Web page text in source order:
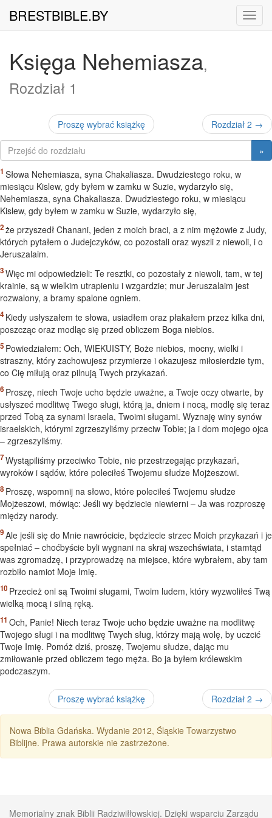
BRESTBIBLE.BY
Księga Nehemiasza,
Rozdział 1
Proszę wybrać książkę Rozdział 2 →
»
Słowa Nehemiasza, syna Chakaliasza. Dwudziestego roku, w
miesiącu Kislew, gdy byłem w zamku w Suzie, wydarzyło się,
Nehemiasza, syna Chakaliasza. Dwudziestego roku, w miesiącu
Kislew, gdy byłem w zamku w Suzie, wydarzyło się,
że przyszedł Chanani, jeden z moich braci, a z nim mężowie z Judy,
których pytałem o Judejczyków, co pozostali oraz wyszli z niewoli, i o
Jeruszalaim.
Więc mi odpowiedzieli: Te resztki, co pozostały z niewoli, tam, w tej
krainie, są w wielkim utrapieniu i wzgardzie; mur Jeruszalaim jest
rozwalony, a bramy spalone ogniem.
Kiedy usłyszałem te słowa, usiadłem oraz płakałem przez kilka dni,
poszcząc oraz modląc się przed obliczem Boga niebios.
Powiedziałem: Och, WIEKUISTY, Boże niebios, mocny, wielki i
straszny, który zachowujesz przymierze i okazujesz miłosierdzie tym,
co Cię miłują oraz pilnują Twych przykazań.
Proszę, niech Twoje ucho będzie uważne, a Twoje oczy otwarte, by
usłyszeć modlitwę Twego sługi, którą ja, dniem i nocą, modlę się teraz
przed Tobą za synami Israela, Twoimi sługami. Wyznaję winy synów
israelskich, którymi zgrzeszyliśmy przeciw Tobie; ja i dom mojego ojca
– zgrzeszyliśmy.
Wystąpiliśmy przeciwko Tobie, nie przestrzegając przykazań,
wyroków i sądów, które poleciłeś Twojemu słudze Mojżeszowi.
Proszę, wspomnij na słowo, które poleciłeś Twojemu słudze
Mojżeszowi, mówiąc: Jeśli wy będziecie niewierni – Ja was rozproszę
między narody.
Ale jeśli się do Mnie nawrócicie, będziecie strzec Moich przykazań i je
spełniać – choćbyście byli wygnani na skraj wszechświata, i stamtąd
was zgromadzę, i przyprowadzę na miejsce, które wybrałem, aby tam
rozbiło namiot Moje Imię.
Przecież oni są Twoimi sługami, Twoim ludem, który wyzwoliłeś Twą
wielką mocą i silną ręką.
Och, Panie! Niech teraz Twoje ucho będzie uważne na modlitwę
Twojego sługi i na modlitwę Twych sług, którzy mają wolę, by uczcić
Twoje Imię. Pomóż dziś, proszę, Twojemu słudze, dając mu
zmiłowanie przed obliczem tego męża. Bo ja byłem królewskim
podczaszym.
Proszę wybrać książkę Rozdział 2 →
Nowa Biblia Gdańska. Wydanie 2012, Śląskie Towarzystwo
Biblijne. Prawa autorskie nie zastrzeżone.
Memorialny znak Biblii Radziwiłłowskiej. Dzięki wsparciu Zarządu